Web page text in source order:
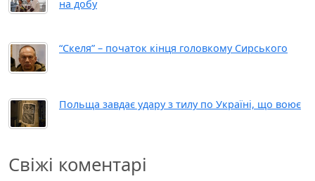
на добу
“Скеля” – початок кінця головкому Сирського
Польща завдає удару з тилу по Україні, що воює
Свіжі коментарі